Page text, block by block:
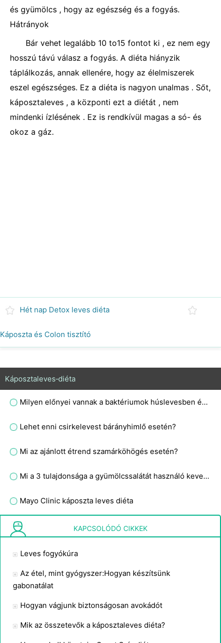
és gyümölcs , hogy az egészség és a fogyás.
Hátrányok
Bár vehet legalább 10 to15 fontot ki , ez nem egy
hosszú távú válasz a fogyás. A diéta hiányzik
táplálkozás, annak ellenére, hogy az élelmiszerek
eszel egészséges. Ez a diéta is nagyon unalmas . Sőt,
káposztaleves , a központi ezt a diétát , nem
mindenki ízlésének . Ez is rendkívül magas a só- és
okoz a gáz.
Hét nap Detox leves diéta
Káposzta és Colon tisztító
Káposztaleves‑diéta
Milyen előnyei vannak a baktériumok húslevesben és agar lemezen történő szaporításának?
Lehet enni csirkelevest bárányhimlő esetén?
Mi az ajánlott étrend szamárköhögés esetén?
Mi a 3 tulajdonsága a gyümölcssalátát használó keverékeknek?
Mayo Clinic káposzta leves diéta
Mi a hátránya a hagymának?
KAPCSOLÓDÓ CIKKEK
Leves fogyókúra
Az étel, mint gyógyszer:Hogyan készítsünk
gabonatálat
Hogyan vágjunk biztonságosan avokádót
Mik az összetevők a káposztaleves diéta?